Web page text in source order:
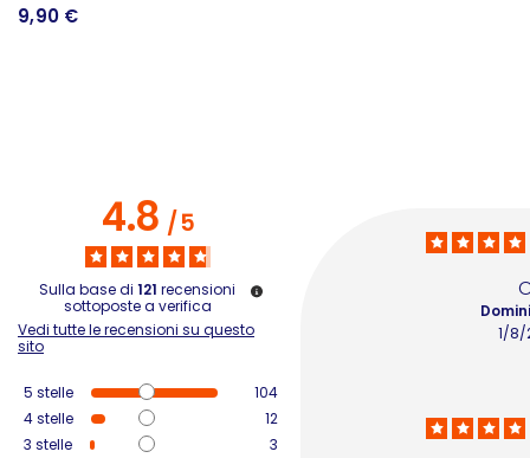
9,90 €
4.8/5
Sulla base di 121 recensioni
sottoposte a verifica
Vedi tutte le recensioni su questo
sito
5 stelle
104
4stelle
12
3 stelle
3
1/8/